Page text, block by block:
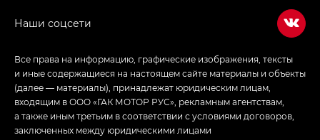
Все права на информацию, графические изображения, тексты
и иные содержащиеся на настоящем сайте материалы и объекты
(далее — материалы), принадлежат юридическим лицам,
входящим в ООО «ГАК МОТОР РУС», рекламным агентствам,
а также иным третьим в соответствии с условиями договоров,
заключенных между юридическими лицами